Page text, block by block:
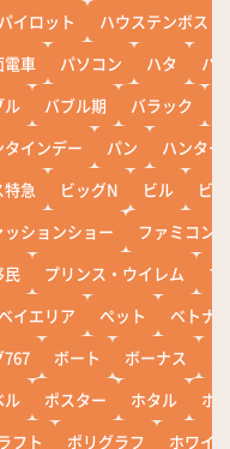
パイロット
ハウステンボス
電車 パソコン ハタ
ハ
ル バブル期 バラック
タインデー パン
ハンター
特急 ビッグN ビル
ビワ
ッションショー
ファミコン
民 プリンス・ウイレム
ブ
ベイエリア ペット
ベトナ
767 ボート ボーナス
ル ポスター ホタル
ホ
フト ポリグラフ
ホワイ